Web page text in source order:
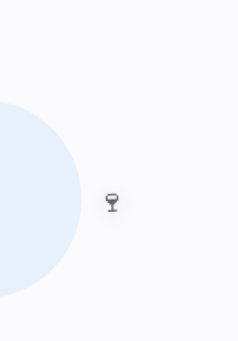
🍷